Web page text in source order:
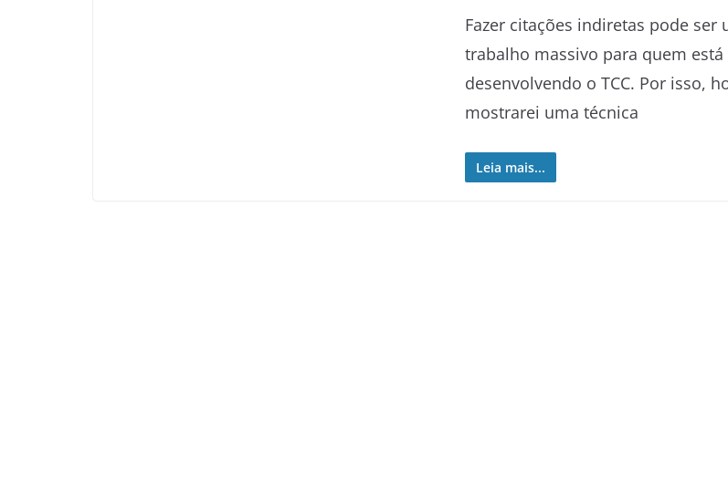
Fazer citações indiretas pode ser
trabalho massivo para quem está
desenvolvendo o TCC. Por isso,
mostrarei uma técnica
Leia mais...